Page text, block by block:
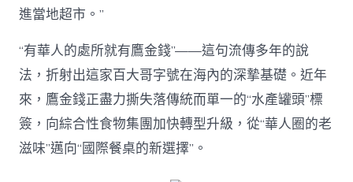
進當地超市。”
“有華人的處所就有鷹金錢”——這句流傳多年的說
法，折射出這家百大哥字號在海內的深摯基礎。近年
來，鷹金錢正盡力撕失落傳統而單一的“水產罐頭”標
簽，向綜合性食物集團加快轉型升級，從“華人圈的老
滋味”邁向“國際餐桌的新選擇”。